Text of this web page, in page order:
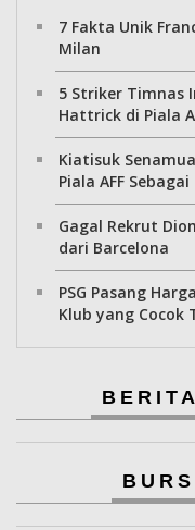
7 Fakta Unik
Milan
5 Striker Timnas
Hattrick di Piala
Kiatisuk
Piala AFF
Gagal Rekrut
dari Barcelona
PSG Pasang
Klub yang Cocok